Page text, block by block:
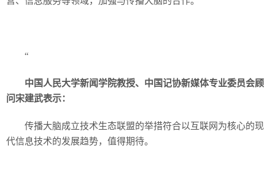
“
中国人民大学新闻学院教授、中国记协新媒体专业委员会顾
问宋建武表示：
传播大脑成立技术生态联盟的举措符合以互联网为核心的现
代信息技术的发展趋势，值得期待。